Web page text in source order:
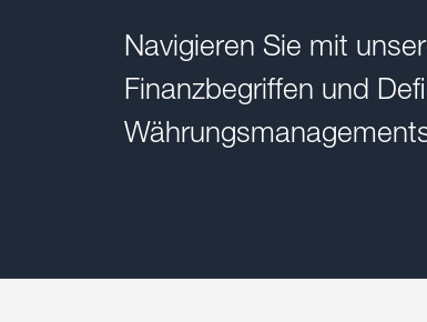
Navigieren Sie mit
Finanzbegriffen und